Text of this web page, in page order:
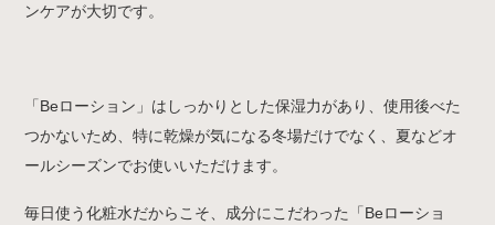
ンケアが大切です。
「Beローション」はしっかりとした保湿力があり、使用後べた
つかないため、特に乾燥が気になる冬場だけでなく、夏などオ
ールシーズンでお使いいただけます。
毎日使う化粧水だからこそ、成分にこだわった「Beローショ